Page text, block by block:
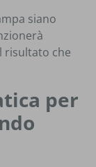
siano
risultato che
per